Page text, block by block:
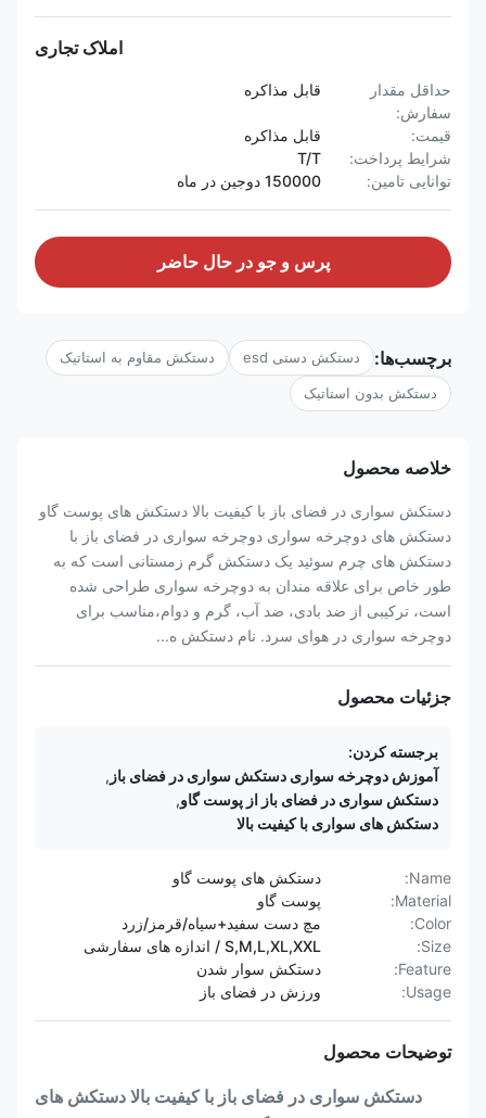
املاک تجاری
حداقل مقدار
سفارش:
قابل مذاکره
قیمت:
قابل مذاکره
شرایط پرداخت:
T/T
توانایی تامین:
150000 دوجین در ماه
پرس و جو در حال حاضر
برچسب‌ها: دستکش دستی esd دستکش مقاوم به استاتیک
دستکش بدون استاتیک
خلاصه محصول
دستکش سواری در فضای باز با کیفیت بالا دستکش های پوست گاو
دستکش های دوچرخه سواری دوچرخه سواری در فضای باز با
دستکش های چرم سوئید یک دستکش گرم زمستانی است که به
طور خاص برای علاقه مندان به دوچرخه سواری طراحی شده
است، ترکیبی از ضد بادی، ضد آب، گرم و دوام،مناسب برای
دوچرخه سواری در هوای سرد. نام دستکش ه...
جزئیات محصول
برجسته کردن:
آموزش دوچرخه سواری دستکش سواری در فضای باز ,
دستکش سواری در فضای باز از پوست گاو,
دستکش های سواری با کیفیت بالا
Name:
دستکش های پوست گاو
Material:
پوست گاو
Color:
مچ دست سفید+سیاه/قرمز/زرد
Size:
S,M,L,XL,XXL / اندازه های سفارشی
Feature:
دستکش سوار شدن
Usage:
ورزش در فضای باز
توضیحات محصول
دستکش سواری در فضای باز با کیفیت بالا دستکش های